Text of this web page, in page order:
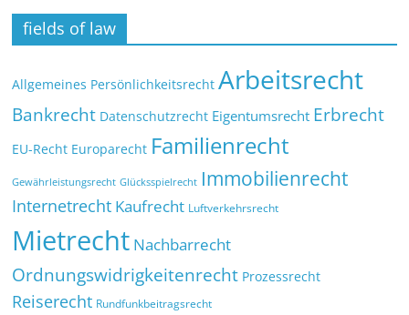
fields of law
Allgemeines Persönlichkeitsrecht Arbeitsrecht
Bankrecht Datenschutzrecht Eigentumsrecht Erbrecht
EU-Recht Europarecht Familienrecht
Gewährleistungsrecht Glücksspielrecht Immobilienrecht
Internetrecht Kaufrecht Luftverkehrsrecht
Mietrecht Nachbarrecht
Ordnungswidrigkeitenrecht Prozessrecht
Reiserecht Rundfunkbeitragsrecht